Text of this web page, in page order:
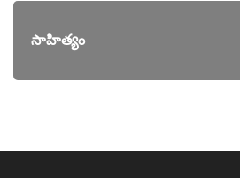
సాహిత్యం